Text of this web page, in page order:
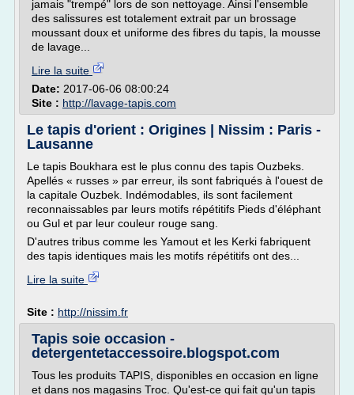
jamais "trempé" lors de son nettoyage. Ainsi l'ensemble
des salissures est totalement extrait par un brossage
moussant doux et uniforme des fibres du tapis, la mousse
de lavage...
Lire la suite
Date: 2017-06-06 08:00:24
Site : http://lavage-tapis.com
Le tapis d'orient : Origines | Nissim : Paris -
Lausanne
Le tapis Boukhara est le plus connu des tapis Ouzbeks.
Apellés « russes » par erreur, ils sont fabriqués à l'ouest de
la capitale Ouzbek. Indémodables, ils sont facilement
reconnaissables par leurs motifs répétitifs Pieds d'éléphant
ou Gul et par leur couleur rouge sang.
D'autres tribus comme les Yamout et les Kerki fabriquent
des tapis identiques mais les motifs répétitifs ont des...
Lire la suite
Site : http://nissim.fr
Tapis soie occasion -
detergentetaccessoire.blogspot.com
Tous les produits TAPIS, disponibles en occasion en ligne
et dans nos magasins Troc. Qu'est-ce qui fait qu'un tapis